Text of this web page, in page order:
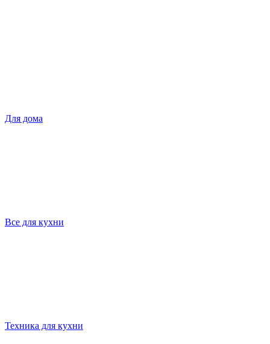
Для дома
Все для кухни
Техника для кухни